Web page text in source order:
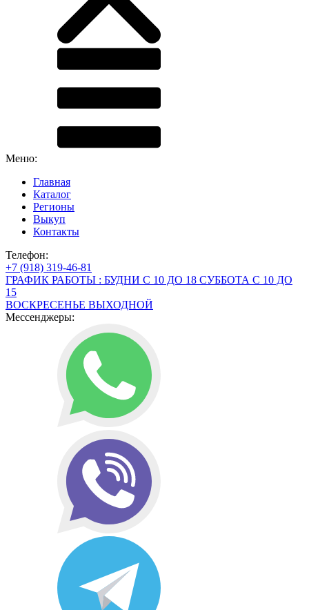
Меню:
Главная
Каталог
Регионы
Выкуп
Контакты
Телефон:
+7 (918) 319-46-81
ГРАФИК РАБОТЫ : БУДНИ С 10 ДО 18 СУББОТА С 10 ДО
15
ВОСКРЕСЕНЬЕ ВЫХОДНОЙ
Мессенджеры: